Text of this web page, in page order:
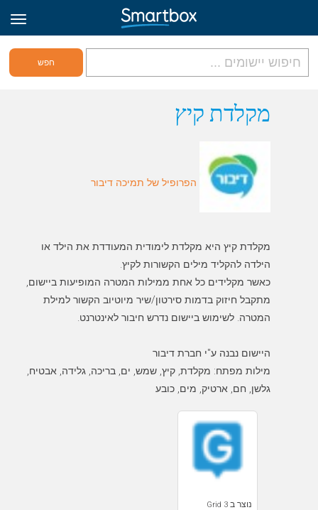
גריד אונליין
הירשם לאתר
מקלדת קיץ
הפרופיל של תמיכה דיבור
מקלדת קיץ היא מקלדת לימודית המעודדת את הילד או
כאשר מקלידים כל אחת ממילות המטרה המופיעות ביישום,
מתקבל חיזוק בדמות סירטון/שיר מיוטיוב הקשור למילת
מילות מפתח: מקלדת, קיץ, שמש, ים, בריכה, גלידה, אבטיח,
גלשן, חם, ארטיק, מים, כובע
נוצר ב Grid 3